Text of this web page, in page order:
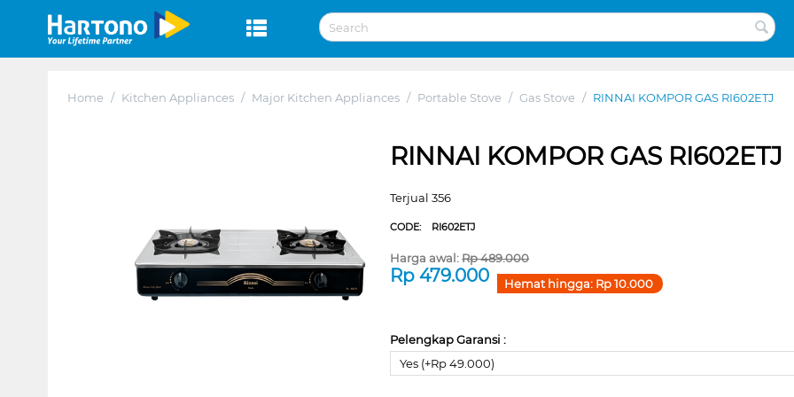
Home / Kitchen Appliances / Major Kitchen Appliances / Portable Stove / Gas Stove / RINNAI KOMPOR GAS RI602ETJ
RINNAI KOMPOR GAS RI602ETJ
Terjual 356
CODE: RI602ETJ
Harga awal:Rp489.000
Rp479.000 Hemat hingga: Rp10.000
Pelengkap Garansi :
Yes (+Rp 49.000)